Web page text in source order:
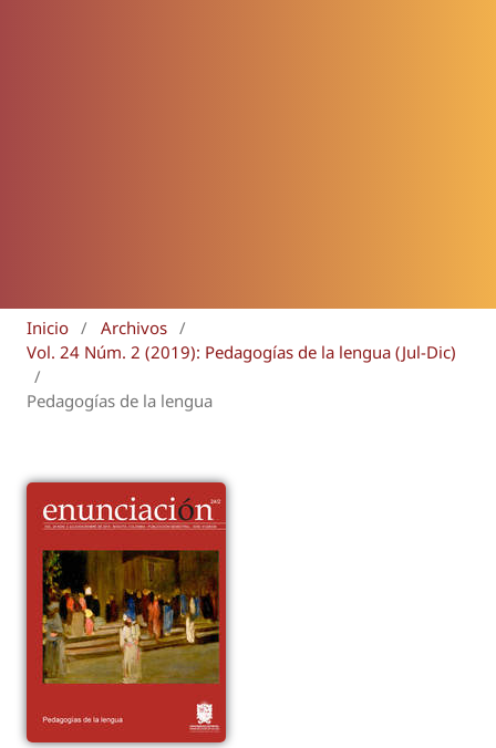
Inicio / Archivos /
Vol. 24 Núm. 2 (2019): Pedagogías de la lengua (Jul-Dic)
/
Pedagogías de la lengua